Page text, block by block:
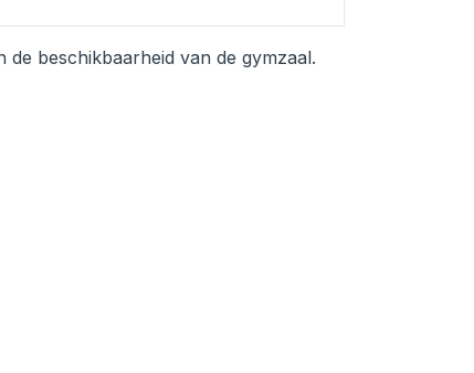
beschikbaarheid van de gymzaal.